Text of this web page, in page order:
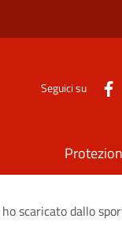
Seguici su
scaricato dallo